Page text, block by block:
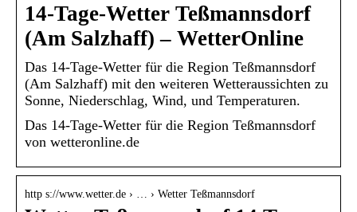
14-Tage-Wetter Teßmannsdorf
(Am Salzhaff) – WetterOnline
Das 14-Tage-Wetter für die Region Teßmannsdorf
(Am Salzhaff) mit den weiteren Wetteraussichten zu
Sonne, Niederschlag, Wind, und Temperaturen.
Das 14-Tage-Wetter für die Region Teßmannsdorf
von wetteronline.de
http s://www.wetter.de › … › Wetter Teßmannsdorf